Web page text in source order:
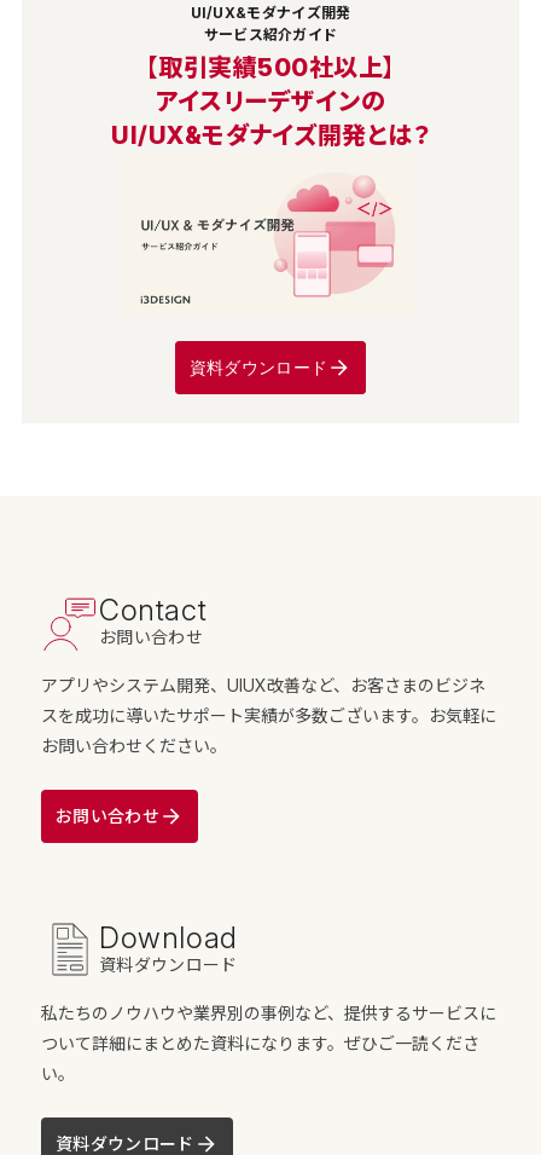
UI/UX&モダナイズ開発
サービス紹介ガイド
【取引実績500社以上】
アイスリーデザインの
UI/UX&モダナイズ開発とは？
資料ダウンロード
Contact
お問い合わせ
アプリやシステム開発、UIUX改善など、お客さまのビジネ
スを成功に導いたサポート実績が多数ございます。お気軽に
お問い合わせください。
お問い合わせ
Download
資料ダウンロード
私たちのノウハウや業界別の事例など、提供するサービスに
ついて詳細にまとめた資料になります。ぜひご一読くださ
い。
資料ダウンロード